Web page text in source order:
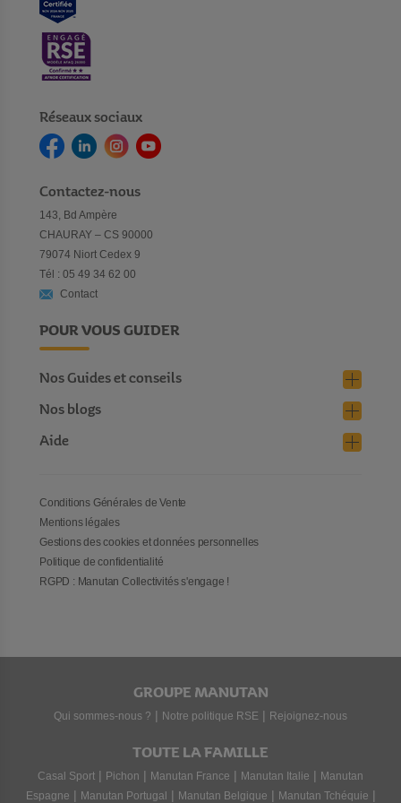
Réseaux sociaux
Contactez-nous
143, Bd Ampère
CHAURAY – CS 90000
79074 Niort Cedex 9
Tél : 05 49 34 62 00
Contact
POUR VOUS GUIDER
Nos Guides et conseils
Nos blogs
Aide
Conditions Générales de Vente
Mentions légales
Gestions des cookies et données personnelles
Politique de confidentialité
RGPD : Manutan Collectivités s'engage !
GROUPE MANUTAN
Qui sommes-nous ? | Notre politique RSE | Rejoignez-nous
TOUTE LA FAMILLE
Casal Sport | Pichon | Manutan France | Manutan Italie | Manutan
Espagne | Manutan Portugal | Manutan Belgique | Manutan Tchéquie |